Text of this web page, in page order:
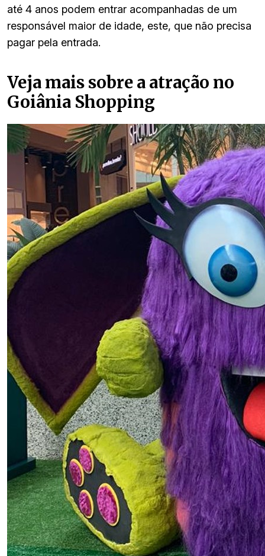
até 4 anos podem entrar acompanhadas de um
responsável maior de idade, este, que não precisa
pagar pela entrada.
Veja mais sobre a atração no
Goiânia Shopping